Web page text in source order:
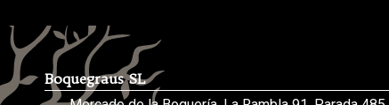
Boquegraus SL